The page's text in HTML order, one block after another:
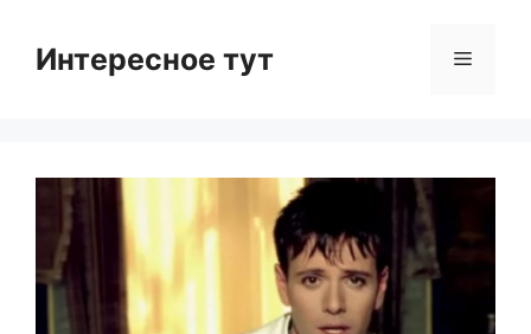
contentИнтересное тут Menu